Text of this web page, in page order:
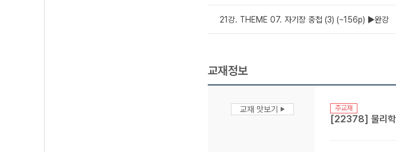
21강. THEME 07. 자기장 중첩 (3) (~156p) ▶완강
교재정보
교재 맛보기 ▶ 주교재
[22378] 물리